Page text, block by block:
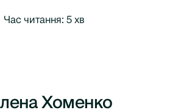
Час читання: 5 хв
Хоменко